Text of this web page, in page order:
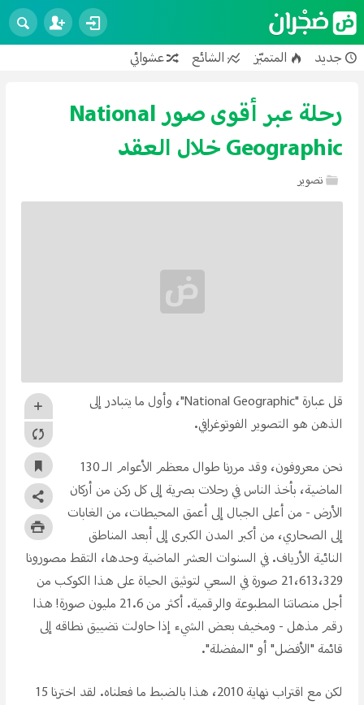
فنون تصوير تصميم عمارة
تطوير الذات
رياضة صحة حيوانات
طرائف
إسلام أعمال علاقات
جديد المتميّز الشائع عشوائي
رحلة عبر أقوى صور National
Geographic خلال العقد
تصوير
قل عبارة "National Geographic"، وأول ما يتبادر إلى
الذهن هو التصوير الفوتوغرافي.
نحن معروفون، وقد مررنا طوال معظم الأعوام الـ 130
الماضية، بأخذ الناس في رحلات بصرية إلى كل ركن من أركان
الأرض - من أعلى الجبال إلى أعمق المحيطات، من الغابات
إلى الصحاري، من أكبر المدن الكبرى إلى أبعد المناطق
النائية الأرياف. في السنوات العشر الماضية وحدها، التقط مصورونا
21،613،329 صورة في السعي لتوثيق الحياة على هذا الكوكب من
أجل منصاتنا المطبوعة والرقمية. أكثر من 21.6 مليون صورة! هذا
رقم مذهل - ومخيف بعض الشيء إذا حاولت تضييق نطاقه إلى
قائمة "الأفضل" أو "المفضلة".
لكن مع اقتراب نهاية 2010، هذا بالضبط ما فعلناه. لقد اخترنا 15